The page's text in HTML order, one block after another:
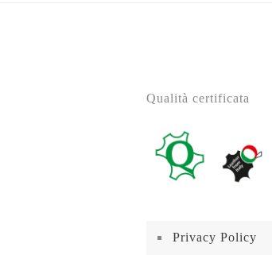
Qualità certificata
Privacy Policy